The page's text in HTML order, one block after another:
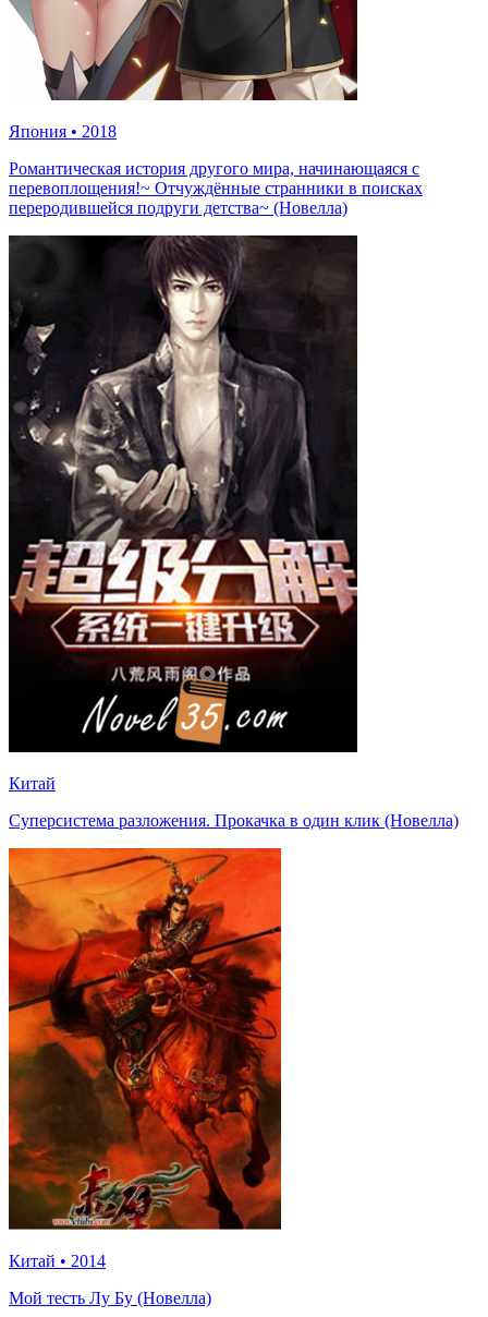
Япония • 2018
Романтическая история другого мира, начинающаяся с
перевоплощения!~ Отчуждённые странники в поисках
переродившейся подруги детства~ (Новелла)
Китай
Суперсистема разложения. Прокачка в один клик (Новелла)
Китай • 2014
Мой тесть Лу Бу (Новелла)